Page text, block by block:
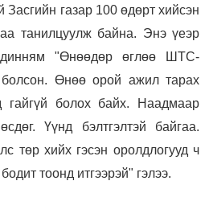
газар 100 өдөрт хийсэн
танилцуулж байна. Энэ үеэр
"Өнөөдөр өглөө ШТС-
болсон. Өнөө орой ажил тарах
гайгүй болох байх. Наадмаар
Үүнд бэлтгэлтэй байгаа.
төр хийх гэсэн оролдлогууд ч
тоонд итгээрэй" гэлээ.